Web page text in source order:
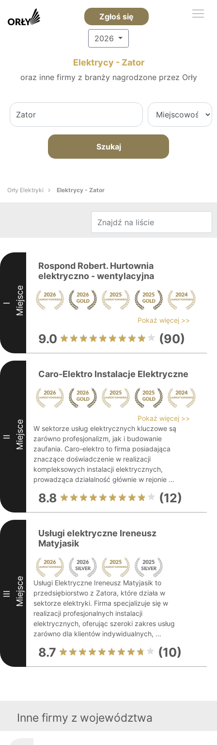
Zgłoś się
2026
Elektrycy - Zator
oraz inne firmy z branży nagrodzone przez Orły
Szukaj
Orły Elektryki Elektrycy - Zator
I Miejsce
Rospond Robert. Hurtownia
elektryczno - wentylacyjna
Pokaż więcej >>
9.0 (90)
II Miejsce
Caro-Elektro Instalacje Elektryczne
Pokaż więcej >>
W sektorze usług elektrycznych kluczowe są
zarówno profesjonalizm, jak i budowanie
zaufania. Caro-elektro to firma posiadająca
znaczące doświadczenie w realizacji
kompleksowych instalacji elektrycznych,
prowadząca działalność głównie w rejonie ...
8.8 (12)
III Miejsce
Usługi elektryczne Ireneusz
Matyjasik
Usługi Elektryczne Ireneusz Matyjasik to
przedsiębiorstwo z Zatora, które działa w
sektorze elektryki. Firma specjalizuje się w
realizacji profesjonalnych instalacji
elektrycznych, oferując szeroki zakres usług
zarówno dla klientów indywidualnych, ...
8.7 (10)
Inne firmy z województwa